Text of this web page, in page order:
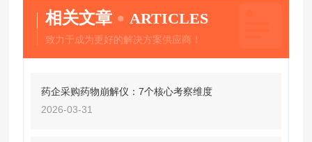
相关文章 ARTICLES
致力于成为更好的解决方案供应商！
药企采购药物崩解仪：7个核心考察维度
2026-03-31